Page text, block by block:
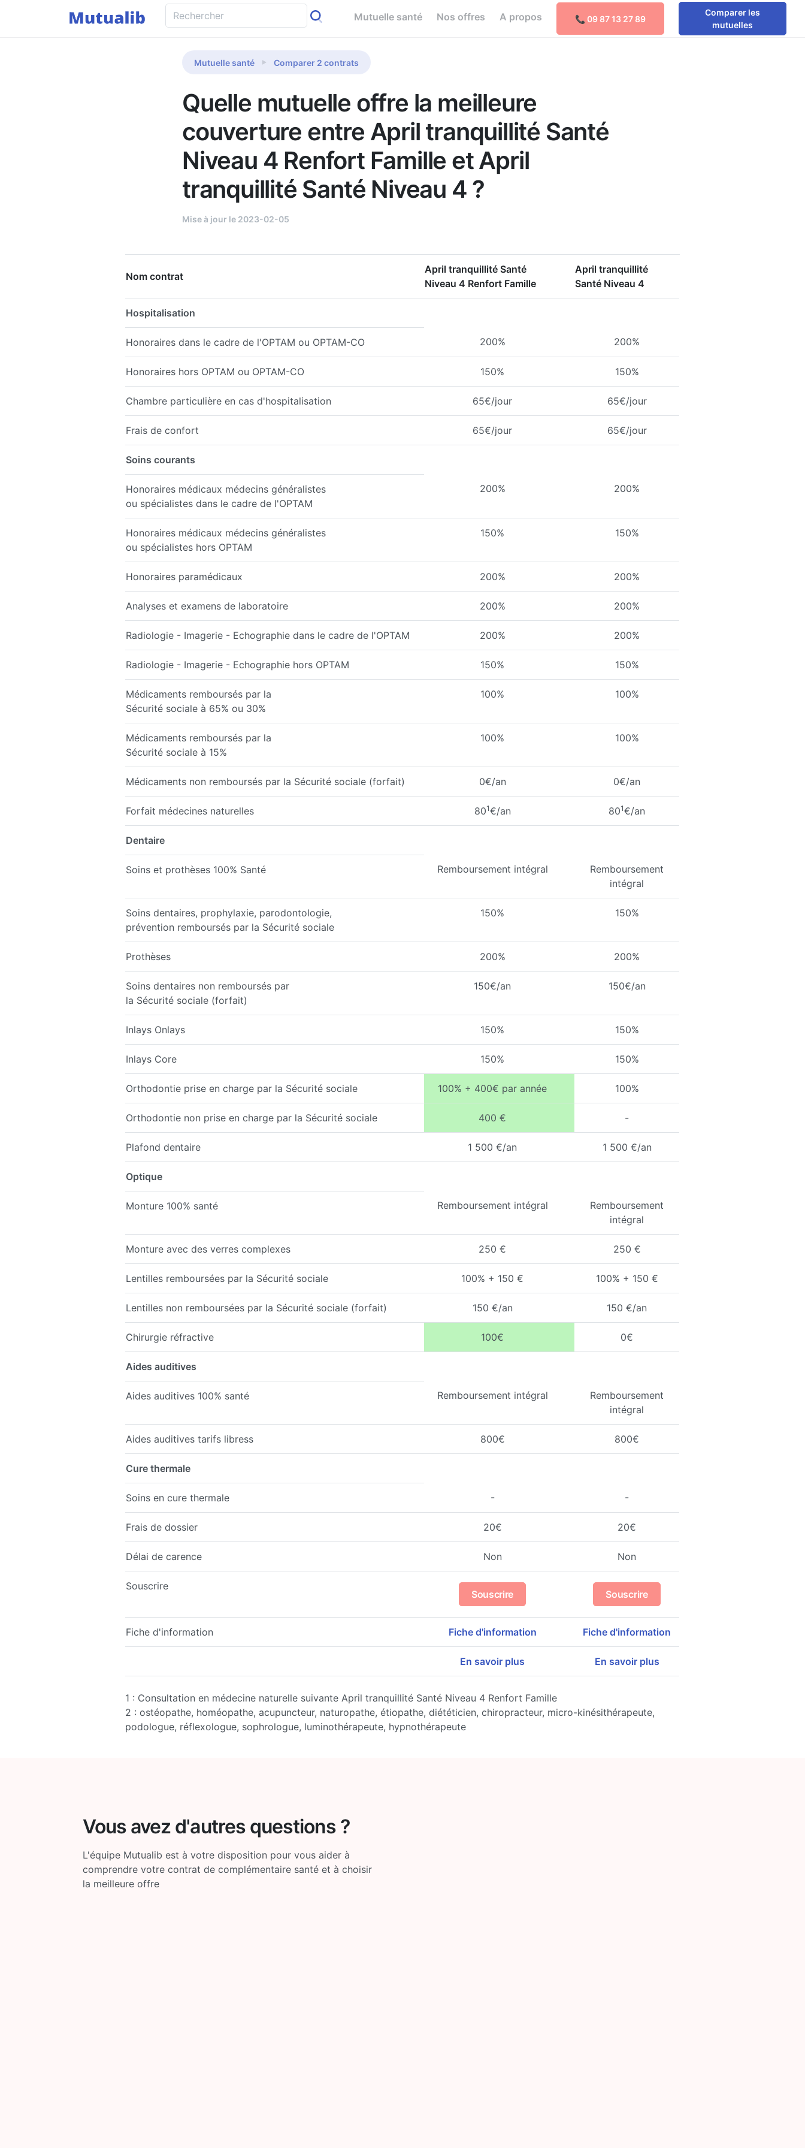
Mutuelle santé Nos offres A propos 📞 09 87 13 27 89
Comparer les
mutuelles
Comparer les mutuelles
Mutuelle santé Comparer 2 contrats
Quelle mutuelle offre la meilleure
couverture entre April tranquillité Santé
Niveau 4 Renfort Famille et April
tranquillité Santé Niveau 4 ?
Mise à jour le 2023-02-05
Nom contrat
April tranquillité Santé
Niveau 4 Renfort Famille
April tranquillité
Santé Niveau 4
Hospitalisation
Honoraires dans le cadre de l'OPTAM ou OPTAM-CO 200% 200%
Honoraires hors OPTAM ou OPTAM-CO 150% 150%
Chambre particulière en cas d'hospitalisation 65€/jour 65€/jour
Frais de confort 65€/jour 65€/jour
Soins courants
Honoraires médicaux médecins généralistes
ou spécialistes dans le cadre de l'OPTAM
200% 200%
Honoraires médicaux médecins généralistes
ou spécialistes hors OPTAM
150% 150%
Honoraires paramédicaux 200% 200%
Analyses et examens de laboratoire 200% 200%
Radiologie - Imagerie - Echographie dans le cadre de l'OPTAM 200% 200%
Radiologie - Imagerie - Echographie hors OPTAM 150% 150%
Médicaments remboursés par la
Sécurité sociale à 65% ou 30%
100% 100%
Médicaments remboursés par la
Sécurité sociale à 15%
100% 100%
Médicaments non remboursés par la Sécurité sociale (forfait) 0€/an 0€/an
Forfait médecines naturelles 801€/an 801€/an
Dentaire
Soins et prothèses 100% Santé Remboursement intégral
Remboursement
intégral
Soins dentaires, prophylaxie, parodontologie,
prévention remboursés par la Sécurité sociale
150% 150%
Prothèses 200% 200%
Soins dentaires non remboursés par
la Sécurité sociale (forfait)
150€/an 150€/an
Inlays Onlays 150% 150%
Inlays Core 150% 150%
Orthodontie prise en charge par la Sécurité sociale 100% + 400€ par année 100%
Orthodontie non prise en charge par la Sécurité sociale 400 € -
Plafond dentaire 1 500 €/an 1 500 €/an
Optique
Monture 100% santé Remboursement intégral
Remboursement
intégral
Monture avec des verres complexes 250 € 250 €
Lentilles remboursées par la Sécurité sociale 100% + 150 € 100% + 150 €
Lentilles non remboursées par la Sécurité sociale (forfait) 150 €/an 150 €/an
Chirurgie réfractive 100€ 0€
Aides auditives
Aides auditives 100% santé Remboursement intégral
Remboursement
intégral
Aides auditives tarifs libress 800€ 800€
Cure thermale
Soins en cure thermale - -
Frais de dossier 20€ 20€
Délai de carence Non Non
Souscrire
Souscrire Souscrire
Fiche d'information Fiche d'information Fiche d'information
En savoir plus En savoir plus
1 : Consultation en médecine naturelle suivante April tranquillité Santé Niveau 4 Renfort Famille
2 : ostéopathe, homéopathe, acupuncteur, naturopathe, étiopathe, diététicien, chiropracteur, micro-kinésithérapeute,
podologue, réflexologue, sophrologue, luminothérapeute, hypnothérapeute
Vous avez d'autres questions ?
L'équipe Mutualib est à votre disposition pour vous aider à
comprendre votre contrat de complémentaire santé et à choisir
la meilleure offre